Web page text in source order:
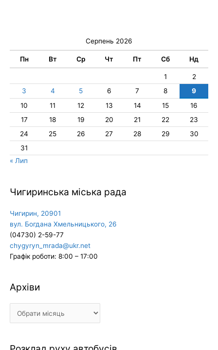
Серпень 2026
Пн Вт Ср Чт Пт Сб Нд
1
2
3
4 5 6 7 8
9
10
11 12 13 14 15
16
17
18 19 20 21 22
23
24
25 26 27 28 29
30
31
« Лип
Чигиринська міська рада
Чигирин, 20901
вул. Богдана Хмельницького, 26
(04730) 2-59-77
chygyryn_mrada@ukr.net
Графік роботи: 8:00 – 17:00
Архіви
Архіви